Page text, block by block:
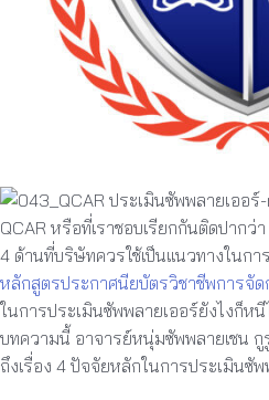
QCAR หรือที่เราชอบเรียกกันติดปากว่
4 ด้านที่บริษัทควรใช้เป็นแนวทางในกา
หลักสูตรประกาศนียบัตรวิชาชีพการจัด
ในการประเมินซัพพลายเออร์ยังไงก็ห
บทความนี้ อาจารย์หนุ่มซัพพลายเชน กู
ถึงเรื่อง 4 ปัจจัยหลักในการประเมินซั